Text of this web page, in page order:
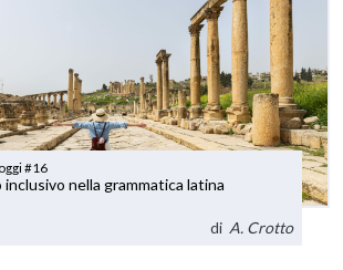
Insegnare Latino oggi #16
inclusivo nella grammatica latina
di A. Crotto